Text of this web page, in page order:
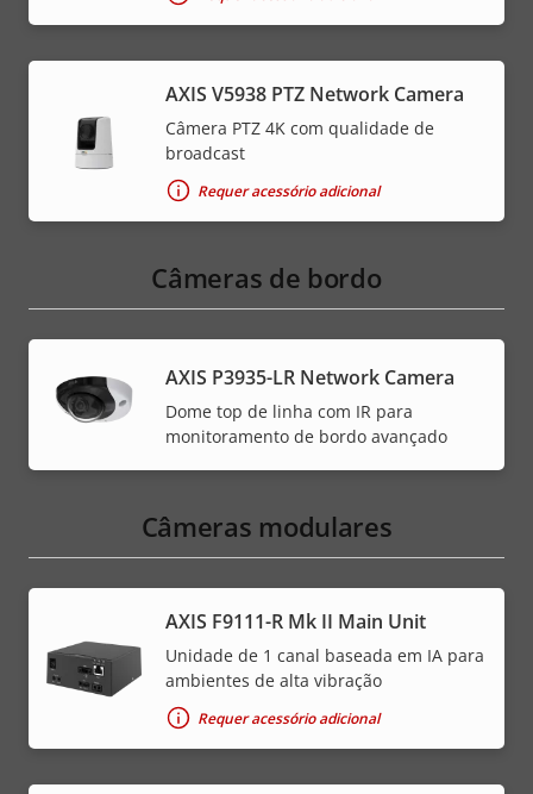
AXIS V5938 PTZ Network Camera
Câmera PTZ 4K com qualidade de
broadcast
Requer acessório adicional
Câmeras de bordo
AXIS P3935-LR Network Camera
Dome top de linha com IR para
monitoramento de bordo avançado
Câmeras modulares
AXIS F9111-R Mk II Main Unit
Unidade de 1 canal baseada em IA para
ambientes de alta vibração
Requer acessório adicional